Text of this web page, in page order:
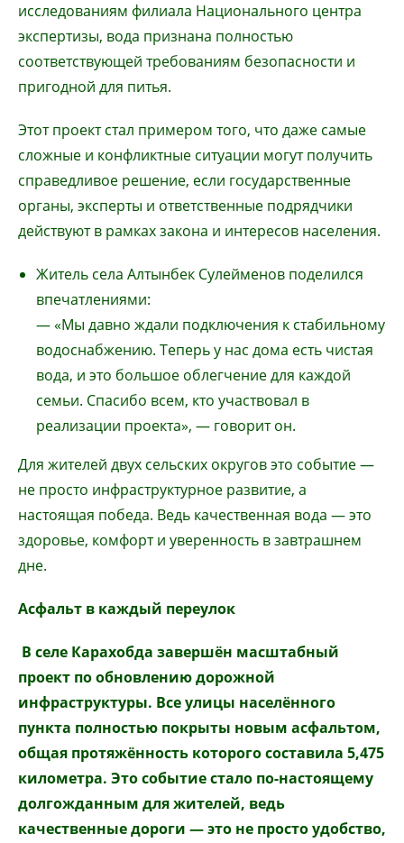
исследованиям филиала Национального центра
экспертизы, вода признана полностью
соответствующей требованиям безопасности и
пригодной для питья.
Этот проект стал примером того, что даже самые
сложные и конфликтные ситуации могут получить
справедливое решение, если государственные
органы, эксперты и ответственные подрядчики
действуют в рамках закона и интересов населения.
Житель села Алтынбек Сулейменов поделился
впечатлениями:
— «Мы давно ждали подключения к стабильному
водоснабжению. Теперь у нас дома есть чистая
вода, и это большое облегчение для каждой
семьи. Спасибо всем, кто участвовал в
реализации проекта», — говорит он.
Для жителей двух сельских округов это событие —
не просто инфраструктурное развитие, а
настоящая победа. Ведь качественная вода — это
здоровье, комфорт и уверенность в завтрашнем
дне.
Асфальт в каждый переулок
В селе Карахобда завершён масштабный
проект по обновлению дорожной
инфраструктуры. Все улицы населённого
пункта полностью покрыты новым асфальтом,
общая протяжённость которого составила 5,475
километра. Это событие стало по-настоящему
долгожданным для жителей, ведь
качественные дороги —это не просто удобство,